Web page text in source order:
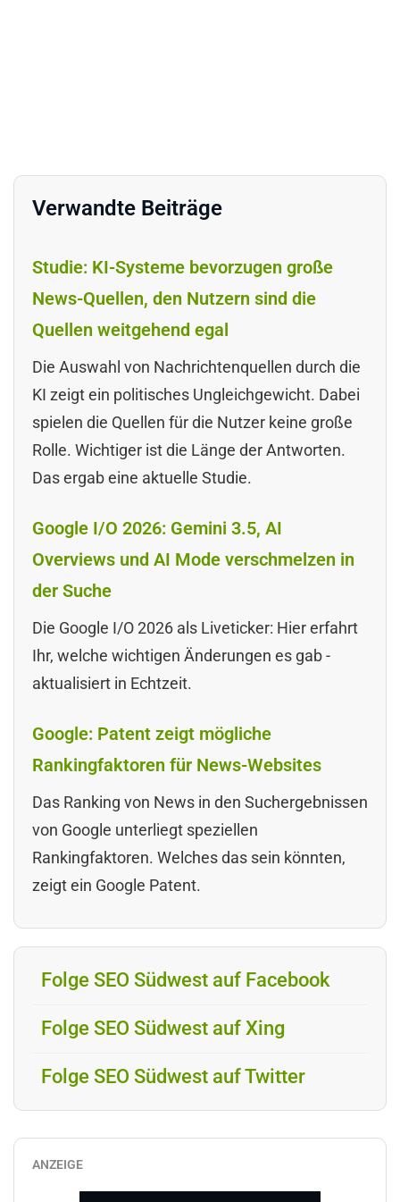
Verwandte Beiträge
Studie: KI-Systeme bevorzugen große
News-Quellen, den Nutzern sind die
Quellen weitgehend egal
Die Auswahl von Nachrichtenquellen durch die
KI zeigt ein politisches Ungleichgewicht. Dabei
spielen die Quellen für die Nutzer keine große
Rolle. Wichtiger ist die Länge der Antworten.
Das ergab eine aktuelle Studie.
Google I/O 2026: Gemini 3.5, AI
Overviews und AI Mode verschmelzen in
der Suche
Die Google I/O 2026 als Liveticker: Hier erfahrt
Ihr, welche wichtigen Änderungen es gab -
aktualisiert in Echtzeit.
Google: Patent zeigt mögliche
Rankingfaktoren für News-Websites
Das Ranking von News in den Suchergebnissen
von Google unterliegt speziellen
Rankingfaktoren. Welches das sein könnten,
zeigt ein Google Patent.
Folge SEO Südwest auf Facebook
Folge SEO Südwest auf Xing
Folge SEO Südwest auf Twitter
ANZEIGE